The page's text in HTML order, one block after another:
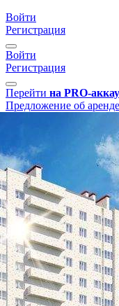
Войти
Регистрация
Войти
Регистрация
Перейти на PRO-
Предложение об